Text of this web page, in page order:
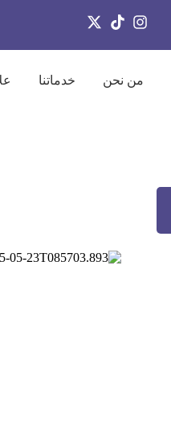
من نحن خدماتنا